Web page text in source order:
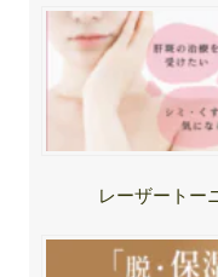
レーザートー